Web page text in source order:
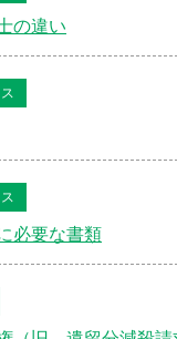
の違い
必要な書類